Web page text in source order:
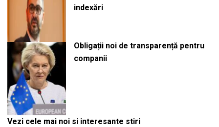
indexări
Obligații noi de transparență pentru
companii
Vezi cele mai noi si interesante stiri